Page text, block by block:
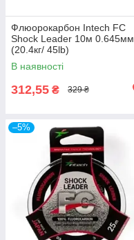
Флюорокарбон Intech FC
Shock Leader 10м 0.645мм
(20.4кг/ 45lb)
В наявності
312,55 ₴ 329 ₴
–5%